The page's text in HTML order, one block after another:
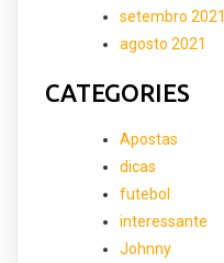
setembro 2021
agosto 2021
CATEGORIES
Apostas
dicas
futebol
interessante
Johnny